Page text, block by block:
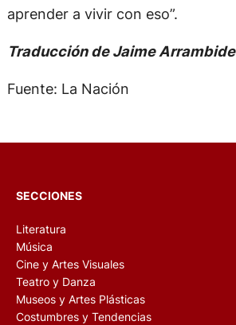
aprender a vivir con eso”.
Traducción de Jaime Arrambide
Fuente: La Nación
SECCIONES
Literatura
Música
Cine y Artes Visuales
Teatro y Danza
Museos y Artes Plásticas
Costumbres y Tendencias